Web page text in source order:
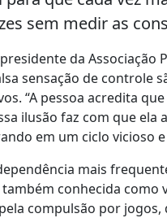
sem medir as
da Associação
sensação de controle
“A pessoa acredita
ilusão faz com que ela
em um ciclo vicioso e
mais
conhecida como
compulsão por